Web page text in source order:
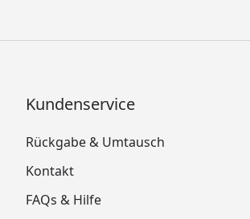
Kundenservice
Rückgabe & Umtausch
Kontakt
FAQs & Hilfe